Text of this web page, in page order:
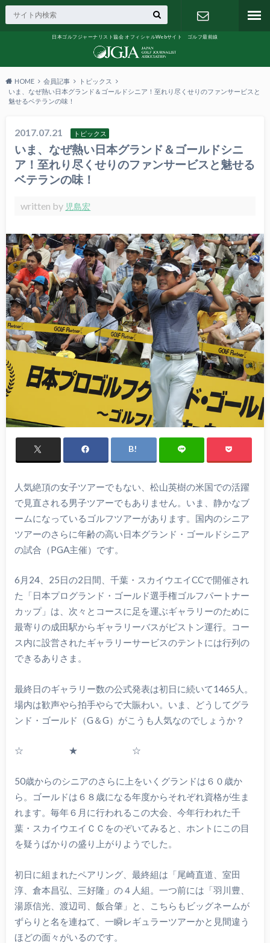
日本ゴルフジャーナリスト協会 オフィシャルWebサイト ゴルフ最前線
HOME 会員記事
トピックス
いま、なぜ熱い日本グランド＆ゴールドシニア！至れり尽くせりのファンサービスと
魅せるベテランの味！
2017.07.21 トピックス
いま、なぜ熱い日本グランド＆ゴールドシニ
ア！至れり尽くせりのファンサービスと魅せる
ベテランの味！
written by 児島宏
人気絶頂の女子ツアーでもない、松山英樹の米国での活躍
で見直される男子ツアーでもありません。いま、静かなブ
ームになっているゴルフツアーがあります。国内のシニア
ツアーのさらに年齢の高い日本グランド・ゴールドシニア
の試合（PGA主催）です。
6月24、25日の2日間、千葉・スカイウエイCCで開催され
た「日本プログランド・ゴールド選手権ゴルフパートナー
カップ」は、次々とコースに足を運ぶギャラリーのために
最寄りの成田駅からギャラリーバスがピストン運行。コー
ス内に設営されたギャラリーサービスのテントには行列の
できるありさま。
最終日のギャラリー数の公式発表は初日に続いて1465人。
場内は歓声やら拍手やらで大賑わい。いま、どうしてグラ
ンド・ゴールド（G＆G）がこうも人気なのでしょうか？
☆ ★ ☆
50歳からのシニアのさらに上をいくグランドは６０歳か
ら。ゴールドは６８歳になる年度からそれぞれ資格が生ま
れます。毎年６月に行われるこの大会、今年行われた千
葉・スカイウエイＣＣをのぞいてみると、ホントにこの目
を疑うばかりの盛り上がりようでした。
初日に組まれたペアリング、最終組は「尾崎直道、室田
淳、倉本昌弘、三好隆」の４人組。一つ前には「羽川豊、
湯原信光、渡辺司、飯合肇」と、こちらもビッグネームが
ずらりと名を連ねて、一瞬レギュラーツアーかと見間違う
ほどの面々がいるのです。